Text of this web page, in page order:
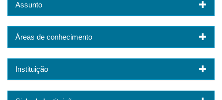
Assunto
Áreas de conhecimento
Instituição